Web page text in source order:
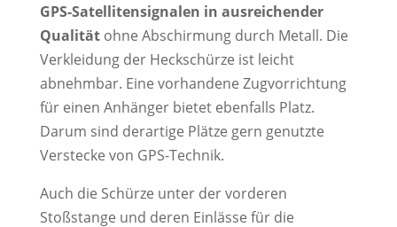
GPS-Satellitensignalen in ausreichender
Qualität ohne Abschirmung durch Metall. Die
Verkleidung der Heckschürze ist leicht
abnehmbar. Eine vorhandene Zugvorrichtung
für einen Anhänger bietet ebenfalls Platz.
Darum sind derartige Plätze gern genutzte
Verstecke von GPS-Technik.
Auch die Schürze unter der vorderen
Stoßstange und deren Einlässe für die